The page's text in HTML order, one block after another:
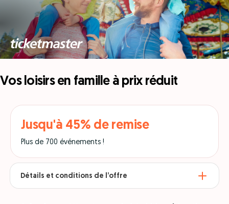
Vos loisirs en famille à prix réduit
Jusqu'à 45% de remise
Plus de 700 événements !
Détails et conditions de l’offre